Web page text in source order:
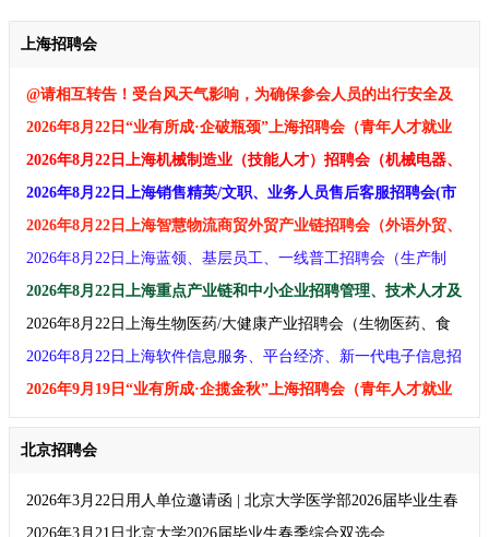
上海招聘会
@请相互转告！受台风天气影响，为确保参会人员的出行安全及
招聘效果，原定于2026年8月8日举办的上海招聘会延期至2026年8
月22日举办！
2026年8月22日“业有所成·企破瓶颈​​​”上海招聘会（青年人才就业
专场）交流活动用人单位邀请函 上海招聘会
2026年8月22日上海机械制造业（技能人才）招聘会（机械电器、
智能装备、工业自动化、仪器仪表、汽车新能源、新材料）
2026年8月22日上海销售精英/文职、业务人员售后客服招聘会(市
场营销、售后业务员、人文社科、财经金融、教育、酒店餐娱)
2026年8月22日上海智慧物流商贸外贸产业链招聘会（外语外贸、
跨境电商、新零售、供应链、现代物流、仓储配送）
2026年8月22日上海蓝领、基层员工、一线普工招聘会（生产制
造、建筑工程、物流仓储、生活服务、汽修运维、家政服务）
2026年8月22日上海重点产业链和中小企业招聘管理、技术人才及
大学生实习生招聘会
2026年8月22日上海生物医药/大健康产业招聘会（生物医药、食
品保健、健康医疗、养老婴幼）
2026年8月22日上海软件信息服务、平台经济、新一代电子信息招
聘会（IT互联网、人工智能、电子半导体、电商大数据、文化传
2026年9月19日“业有所成·企揽金秋​​​​”上海招聘会（青年人才就业
北京招聘会
2026年3月22日用人单位邀请函 | 北京大学医学部2026届毕业生春
季就业双选会
2026年3月21日北京大学2026届毕业生春季综合双选会